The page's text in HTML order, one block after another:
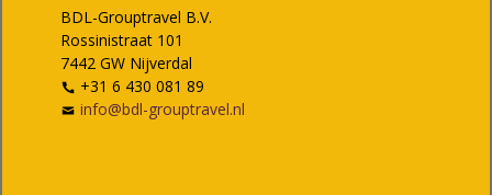
BDL-Grouptravel B.V.
Rossinistraat 101
7442 GW Nijverdal
+31 6 430 081 89
info@bdl-grouptravel.nl